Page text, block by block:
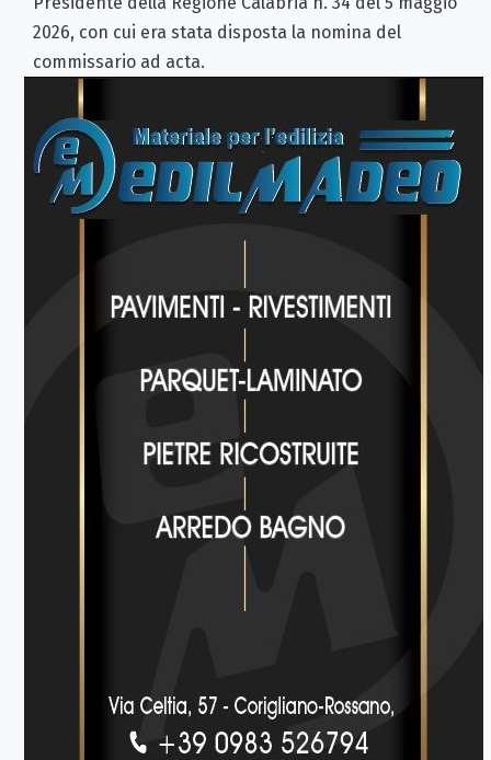
2026, con cui era stata disposta la nomina del
commissario ad acta.